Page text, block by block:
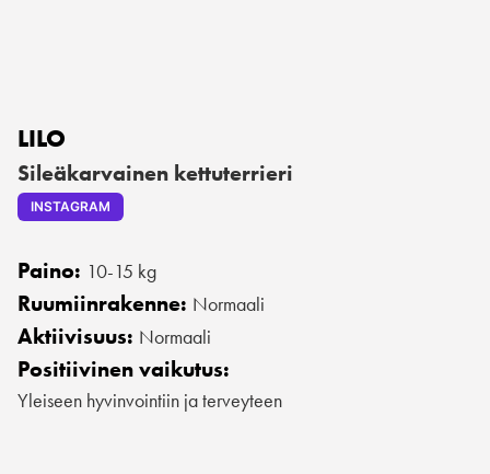
LILO
Sileäkarvainen kettuterrieri
INSTAGRAM
Paino: 10-15 kg
Ruumiinrakenne: Normaali
Aktiivisuus: Normaali
Positiivinen vaikutus:
Yleiseen hyvinvointiin ja terveyteen